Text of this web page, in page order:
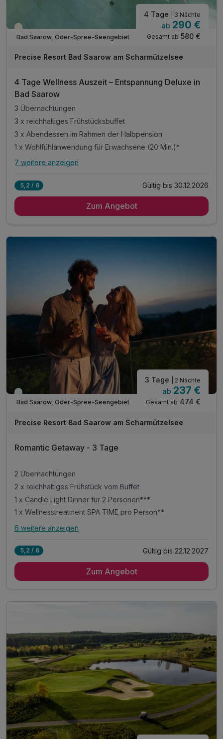
Teilweise ausgelastet
Bad Saarow, Oder-Spree-Seengebiet
4 Tage | 3 Nächte
ab 290 €
Gesamt ab 580 €
Precise Resort Bad Saarow am Scharmützelsee
4 Tage Wellness Auszeit – Entspannung Deluxe in
Bad Saarow
3 Übernachtungen
3 x reichhaltiges Frühstücksbuffet
3 x Abendessen im Rahmen der Halbpension
1 x Wohlfühlanwendung für Erwachsene (20 Min.)*
Alle Inklusivleistungen
3 x reichhaltiges Frühstücksbuffet
inkl. Leihbademantel
inkl. Nutzung des Fitnessbereichs
inkl. Aktivitätenprogramm
inkl. Wlan Nutzung
Bitte beachten Sie, dass das Abendessen für die
Kinder unter Zusatzleistungen hinzugebucht wird!
7 weitere anzeigen
5,2 / 6 Gültig bis 30.12.2026
Zum Angebot
Immer verfügbar
Bad Saarow, Oder-Spree-Seengebiet
3 Tage | 2 Nächte
ab 237 €
Gesamt ab 474 €
Precise Resort Bad Saarow am Scharmützelsee
Romantic Getaway - 3 Tage
2 Übernachtungen
2 x reichhaltiges Frühstück vom Buffet
1 x Candle Light Dinner für 2 Personen***
1 x Wellnesstreatment SPA TIME pro Person**
Alle Inklusivleistungen
2 x reichhaltiges Frühstück vom Buffet
Leihbademantel bei Anreise auf dem Zimmer
Aktivitätenprogramm vor Ort inklusive
WLAN im gesamten Hotel
Informationsmaterial für Ausflüge am Hotelempfang
6 weitere anzeigen
5,2 / 6 Gültig bis 22.12.2027
Zum Angebot